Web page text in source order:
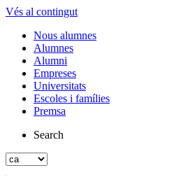
Vés al contingut
Nous alumnes
Alumnes
Alumni
Empreses
Universitats
Escoles i famílies
Premsa
Search